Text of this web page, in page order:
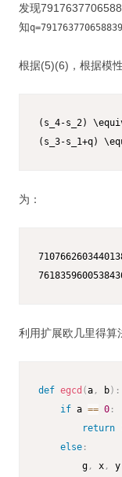
发现
知
根据(5)(6)，根据模
(s_4-s_2)
(s_3-s_1+q)
为：
利用扩展欧几里得算
def egcd (a , b) :
if a == 0 :
return
else :
        g
, x , y